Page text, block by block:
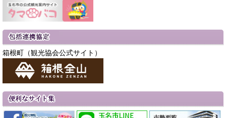
箱根町（観光協会公式サイト）